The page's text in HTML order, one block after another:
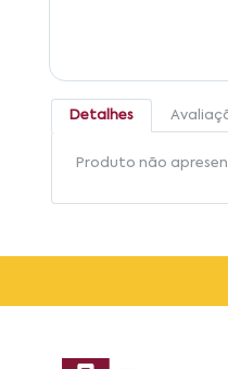
Detalhes
Produto não